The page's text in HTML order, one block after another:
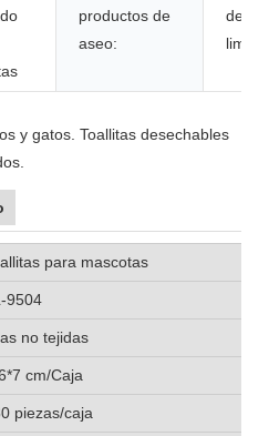
productos de
aseo:
de
para mascotas
9504
no tejidas
cm/Caja
piezas/caja